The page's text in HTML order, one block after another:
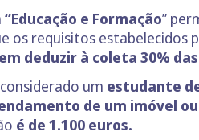
“Educação e Formação”
os requisitos estabelecidos
deduzir à coleta 30%
um estudante
de um imóvel
é de 1.100 euros.